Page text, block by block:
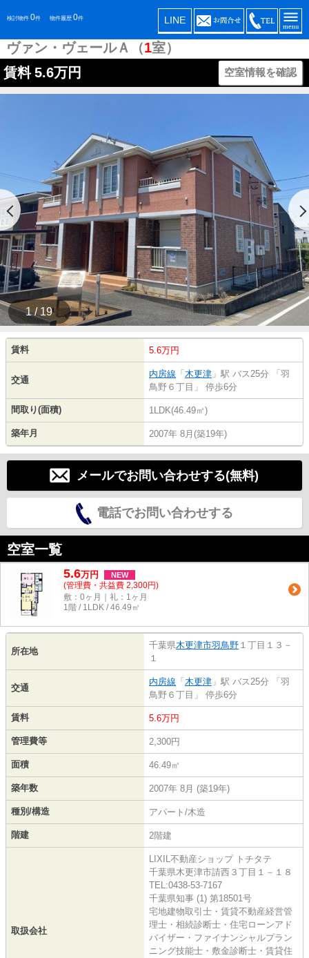
検討物件 0件 物件履歴 0件 LINE
ヴァン・ヴェールＡ（1室）
賃料 5.6万円 空室情報を確認
1 / 19
賃料 5.6万円
交通
内房線 「 木更津 」駅 バス25分 「羽
鳥野６丁目」 停歩6分
間取り(面積) 1LDK(46.49㎡)
築年月 2007年 8月(築19年)
メールでお問い合わせする(無料)
電話でお問い合わせする
空室一覧
5.6万円 NEW
(管理費・共益費 2,300円)
敷：0ヶ月｜礼：1ヶ月
1階 / 1LDK / 46.49㎡
所在地
千葉県木更津市羽鳥野 １丁目１３－
１
交通
内房線 「 木更津 」駅 バス25分 「羽
鳥野６丁目」 停歩6分
賃料 5.6万円
管理費等 2,300円
面積 46.49㎡
築年数 2007年 8月 (築19年)
種別/構造 アパート/木造
階建 2階建
取扱会社
LIXIL不動産ショップ トチタテ
千葉県木更津市請西３丁目１－１８
TEL:0438-53-7167
千葉県知事 (1) 第18501号
宅地建物取引士・賃貸不動産経営管
理士・相続診断士・住宅ローンアド
バイザー・ファイナンシャルプラン
ニング技能士・敷金診断士・賃貸住